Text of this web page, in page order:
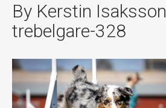
By Kerstin
trebelgare-328